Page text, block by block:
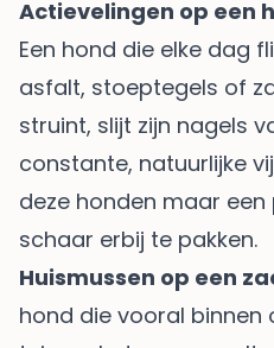
Actievelingen op een
Een hond die elke dag
asfalt, stoeptegels of
struint, slijt zijn nagels
constante, natuurlijke
deze honden maar
schaar erbij te pakken.
Huismussen op een
hond die vooral